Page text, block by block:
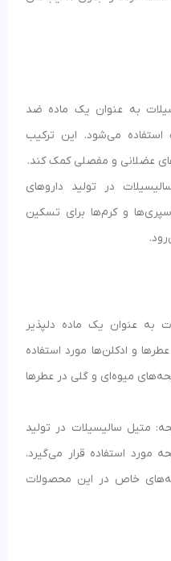
به عنوان یک ماده ضد
استفاده می‌شود. این ترکیب
عضلانی و مفصلی کمک کند.
در تولید داروهای
و کرم‌ها برای تسکین
به عنوان یک ماده دلپذیر
و ادکلن‌ها مورد استفاده
میوه‌ای و گلی در عطرها
متیل سالیسیلات در تولید
مورد استفاده قرار می‌گیرد.
خاص در این محصولات